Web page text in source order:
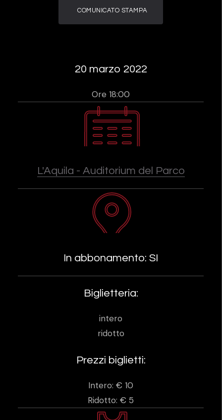
COMUNICATO STAMPA
20 marzo 2022
Ore 18:00
L'Aquila - Auditorium del Parco
In abbonamento: SI
Biglietteria:
intero
ridotto
Prezzi biglietti:
Intero: € 10
Ridotto: € 5